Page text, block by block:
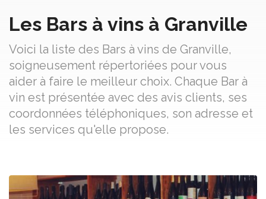
Les Bars à vins à Granville
Voici la liste des Bars à vins de Granville,
soigneusement répertoriées pour vous
aider à faire le meilleur choix. Chaque Bar à
vin est présentée avec des avis clients, ses
coordonnées téléphoniques, son adresse et
les services qu'elle propose.